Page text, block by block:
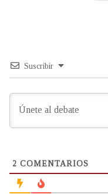
Suscribir
2 COMENTARIOS